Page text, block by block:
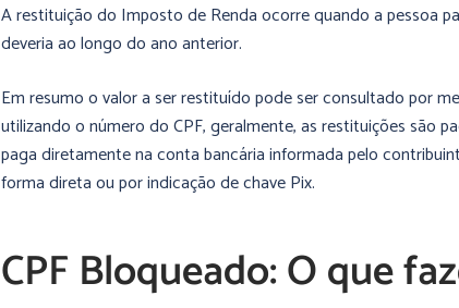
A restituição do Imposto de Renda ocorre quando a pessoa
deveria ao longo do ano anterior.
Em resumo o valor a ser restituído pode ser consultado por
utilizando o número do CPF, geralmente, as restituições são
paga diretamente na conta bancária informada pelo
forma direta ou por indicação de chave Pix.
CPF Bloqueado: O que